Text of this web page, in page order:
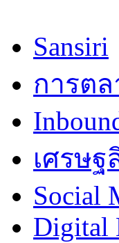
Sansiri
การต
เศรษ
Social
Digital